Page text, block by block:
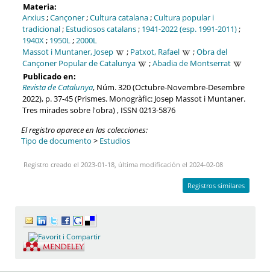
Materia:
Arxius;Cançoner;Cultura catalana;Cultura popular i
tradicional; Estudiosos catalans; 1941-2022 (esp. 1991-2011);
1940X; 1950L;2000L
Massot i Muntaner, Josep
; Patxot, Rafael ;Obra del
Cançoner Popular de Catalunya
;Abadia de Montserrat
Publicado en:
Revista de Catalunya, Núm. 320 (Octubre-Novembre-Desembre
2022), p. 37-45 (Prismes. Monogràfic: Josep Massot i Muntaner.
Tres mirades sobre l'obra) , ISSN 0213-5876
El registro aparece en las colecciones:
Tipo de documento > Estudios
Registro creado el 2023-01-18, última modificación el 2024-02-08
Registros similares